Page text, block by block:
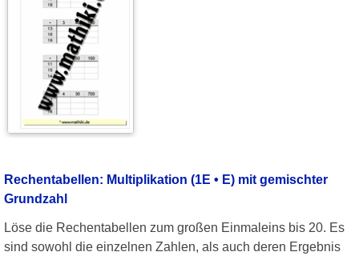
Rechentabellen: Multiplikation (1E • E) mit gemischter
Grundzahl
Löse die Rechentabellen zum großen Einmaleins bis 20. Es
sind sowohl die einzelnen Zahlen, als auch deren Ergebnis